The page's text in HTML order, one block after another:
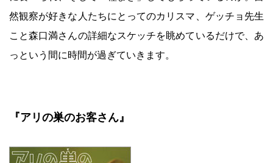
然観察が好きな人たちにとってのカリスマ、ゲッチョ先生
こと森口満さんの詳細なスケッチを眺めているだけで、あ
っという間に時間が過ぎていきます。
『アリの巣のお客さん』